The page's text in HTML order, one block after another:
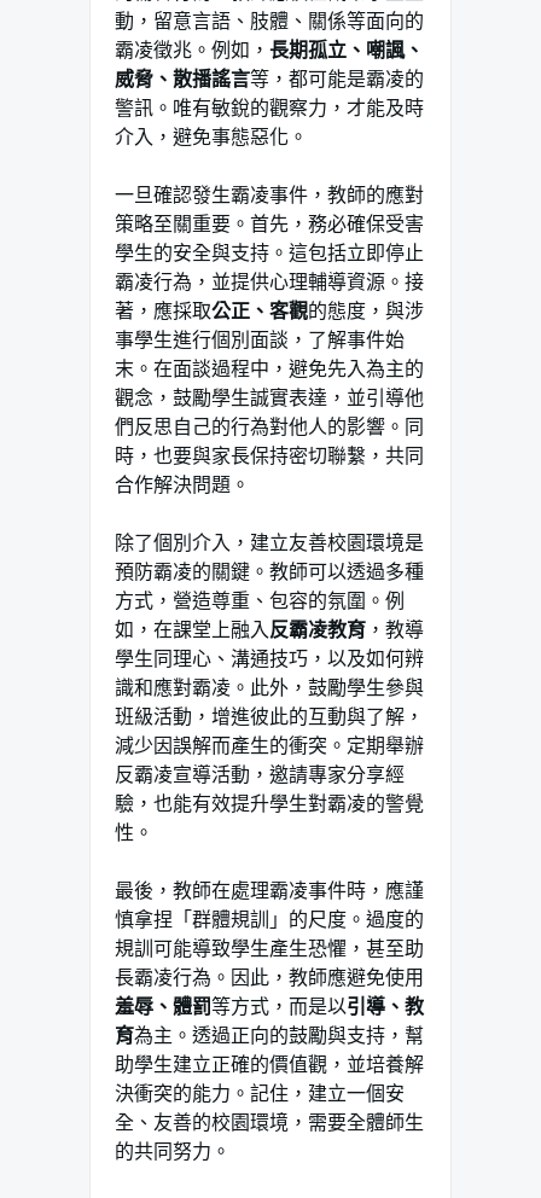
動，留意言語、肢體、關係等面向的
霸凌徵兆。例如， 長期孤立、嘲諷、
威脅、散播謠言等，都可能是霸凌的
警訊。唯有敏銳的觀察力，才能及時
介入，避免事態惡化。
一旦確認發生霸凌事件，教師的應對
策略至關重要。首先，務必確保受害
學生的安全與支持。這包括立即停止
霸凌行為，並提供心理輔導資源。接
著，應採取公正、客觀的態度，與涉
事學生進行個別面談，了解事件始
末。在面談過程中，避免先入為主的
觀念，鼓勵學生誠實表達，並引導他
們反思自己的行為對他人的影響。同
時，也要與家長保持密切聯繫，共同
合作解決問題。
除了個別介入，建立友善校園環境是
預防霸凌的關鍵。教師可以透過多種
方式，營造尊重、包容的氛圍。例
如，在課堂上融入 反霸凌教育 ，教導
學生同理心、溝通技巧，以及如何辨
識和應對霸凌。此外，鼓勵學生參與
班級活動，增進彼此的互動與了解，
減少因誤解而產生的衝突。定期舉辦
反霸凌宣導活動，邀請專家分享經
驗，也能有效提升學生對霸凌的警覺
性。
最後，教師在處理霸凌事件時，應謹
慎拿捏「群體規訓」的尺度。過度的
規訓可能導致學生產生恐懼，甚至助
長霸凌行為。因此，教師應避免使用
羞辱、體罰等方式，而是以引導、教
育為主。透過正向的鼓勵與支持，幫
助學生建立正確的價值觀，並培養解
決衝突的能力。記住，建立一個安
全、友善的校園環境，需要全體師生
的共同努力。